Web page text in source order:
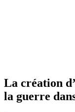
La création
la guerre